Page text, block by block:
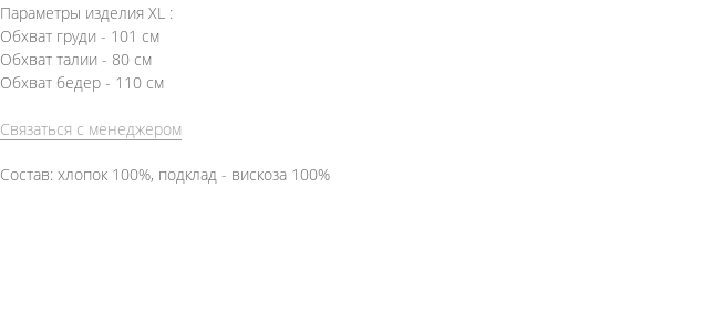
Параметры изделия ХL :
Обхват груди - 101 см
Обхват талии - 80 см
Обхват бедер - 110 см
Связаться с менеджером
Состав: хлопок 100%, подклад - вискоза 100%